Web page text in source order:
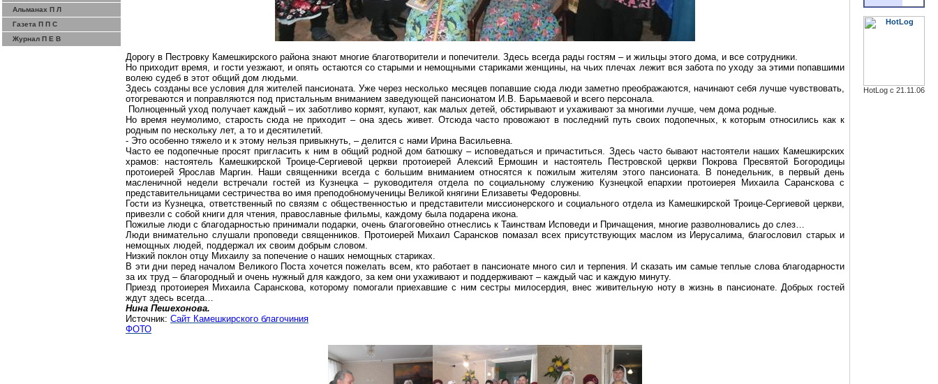
Альманах П Л
Газета П П С
Журнал П Е В
Дорогу в Пестровку Камешкирского района знают многие благотворители и попечители. Здесь всегда рады гостям – и жильцы этого дома, и все сотрудники.
Но приходит время, и гости уезжают, и опять остаются со старыми и немощными стариками женщины, на чьих плечах лежит вся забота по уходу за этими попавшими
волею судеб в этот общий дом людьми.
Здесь созданы все условия для жителей пансионата. Уже через несколько месяцев попавшие сюда люди заметно преображаются, начинают себя лучше чувствовать,
отогреваются и поправляются под пристальным вниманием заведующей пансионатом И.В. Барьмаевой и всего персонала.
Полноценный уход получает каждый – их заботливо кормят, купают, как малых детей, обстирывают и ухаживают за многими лучше, чем дома родные.
Но время неумолимо, старость сюда не приходит – она здесь живет. Отсюда часто провожают в последний путь своих подопечных, к которым относились как к
родным по нескольку лет, а то и десятилетий.
- Это особенно тяжело и к этому нельзя привыкнуть, – делится с нами Ирина Васильевна.
Часто ее подопечные просят пригласить к ним в общий родной дом батюшку – исповедаться и причаститься. Здесь часто бывают настоятели наших Камешкирских
храмов: настоятель Камешкирской Троице-Сергиевой церкви протоиерей Алексий Ермошин и настоятель Пестровской церкви Покрова Пресвятой Богородицы
протоиерей Ярослав Маргин. Наши священники всегда с большим вниманием относятся к пожилым жителям этого пансионата. В понедельник, в первый день
масленичной недели встречали гостей из Кузнецка – руководителя отдела по социальному служению Кузнецкой епархии протоиерея Михаила Саранскова с
представительницами сестричества во имя преподобномученицы Великой княгини Елизаветы Федоровны.
Гости из Кузнецка, ответственный по связям с общественностью и представители миссионерского и социального отдела из Камешкирской Троице-Сергиевой церкви,
привезли с собой книги для чтения, православные фильмы, каждому была подарена икона.
Пожилые люди с благодарностью принимали подарки, очень благоговейно отнеслись к Таинствам Исповеди и Причащения, многие разволновались до слез…
Люди внимательно слушали проповеди священников. Протоиерей Михаил Сарансков помазал всех присутствующих маслом из Иерусалима, благословил старых и
немощных людей, поддержал их своим добрым словом.
Низкий поклон отцу Михаилу за попечение о наших немощных стариках.
В эти дни перед началом Великого Поста хочется пожелать всем, кто работает в пансионате много сил и терпения. И сказать им самые теплые слова благодарности
за их труд – благородный и очень нужный для каждого, за кем они ухаживают и поддерживают – каждый час и каждую минуту.
Приезд протоиерея Михаила Саранскова, которому помогали приехавшие с ним сестры милосердия, внес живительную ноту в жизнь в пансионате. Добрых гостей
ждут здесь всегда…
Нина Пешехонова.
Источник: Сайт Камешкирского благочиния
ФОТО
HotLog с 21.11.06